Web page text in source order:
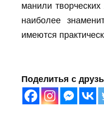
манили
наиболее
имеются
Поделитья с